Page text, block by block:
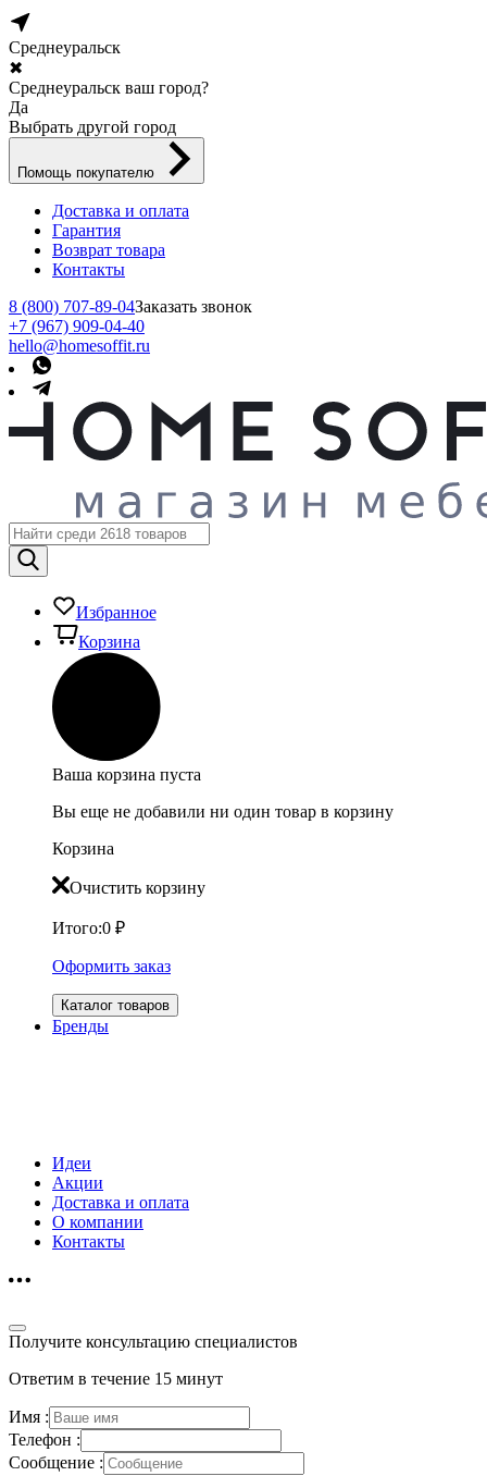
Среднеуральск
✖
Среднеуральск ваш город?
Да
Выбрать другой город
Помощь покупателю
Доставка и оплата
Гарантия
Возврат товара
Контакты
8 (800) 707-89-04Заказать звонок
+7 (967) 909-04-40
hello@homesoffit.ru
Избранное
Корзина
Ваша корзина пуста
Вы еще не добавили ни один товар в корзину
Корзина
Очистить корзину
Итого:0 ₽
Оформить заказ
Каталог товаров
Бренды
Идеи
Акции
Доставка и оплата
О компании
Контакты
Получите консультацию специалистов
Ответим в течение 15 минут
Имя :
Телефон :
Сообщение :